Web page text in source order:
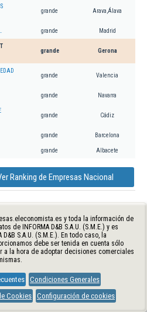
grande Arava,Álava
grande Madrid
grande Gerona
grande Valencia
grande Navarra
grande Cádiz
grande Barcelona
grande Albacete
Ranking de Empresas Nacional
y toda la información de
de INFORMA D&B S.A.U. (S.M.E.) y es
S.A.U. (S.M.E.). En todo caso, la
debe ser tenida en cuenta sólo
a la hora de adoptar decisiones comerciales
Condiciones Generales
Cookies Configuración de cookies